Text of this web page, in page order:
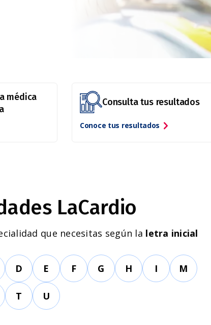
médica
Consulta tus resultados
Conoce tus resultados
LaCardio
que necesitas según la letra inicial
D E F G H I M
T U